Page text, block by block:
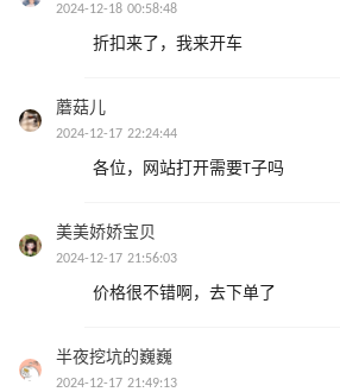
2024-12-18 00:58:48
折扣来了，我来开车
蘑菇儿
2024-12-17 22:24:44
各位，网站打开需要T子吗
美美娇娇宝贝
2024-12-17 21:56:03
价格很不错啊，去下单了
半夜挖坑的巍巍
2024-12-17 21:49:13